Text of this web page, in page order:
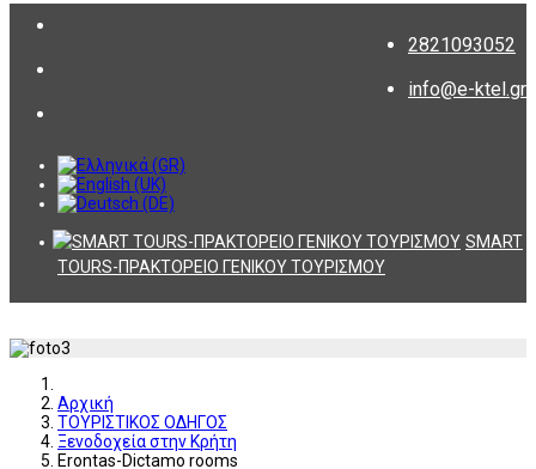
2821093052
info@e-ktel.gr
SMART
TOURS-ΠΡΑΚΤΟΡΕΙΟ ΓΕΝΙΚΟΥ ΤΟΥΡΙΣΜΟΥ
Αρχική
ΤΟΥΡΙΣΤΙΚΟΣ ΟΔΗΓΟΣ
Ξενοδοχεία στην Κρήτη
Erontas-Dictamo rooms